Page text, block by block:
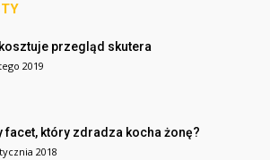
kosztuje przegląd skutera
2019
facet, który zdradza kocha żonę?
2018